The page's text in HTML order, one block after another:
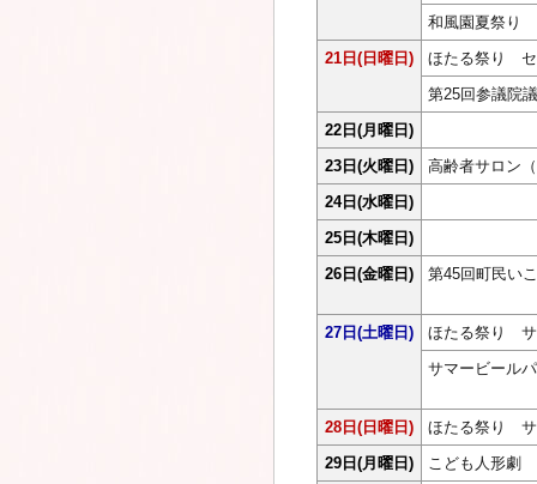
和風園夏祭り
21日 (日曜日)
ほたる祭り セ
第25回参議院
22日 (月曜日)
23日 (火曜日)
高齢者サロン
24日 (水曜日)
25日 (木曜日)
26日 (金曜日) 第45回町民い
27日 (土曜日)
ほたる祭り サ
サマービール
28日 (日曜日)
ほたる祭り サ
29日 (月曜日)
こども人形劇